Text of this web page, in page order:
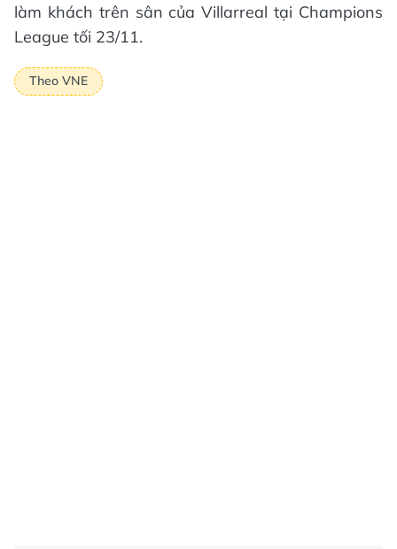
làm khách trên sân của Villarreal tại Champions
League tối 23/11.
Theo VNE